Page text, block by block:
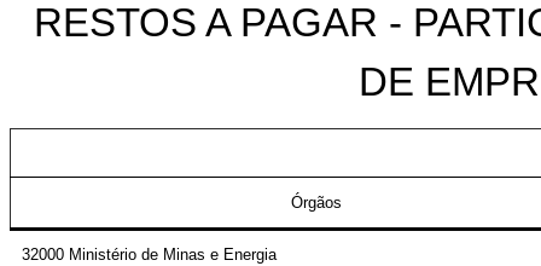
RESTOS A PAGAR -
DE
Órgãos
32000 Ministério de Minas e Energia